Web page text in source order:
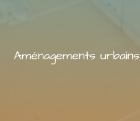
Aménagements urbains